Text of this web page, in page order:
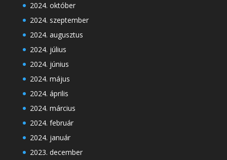
2024. október
2024. szeptember
2024. augusztus
2024. július
2024. június
2024. május
2024. április
2024. március
2024. február
2024. január
2023. december